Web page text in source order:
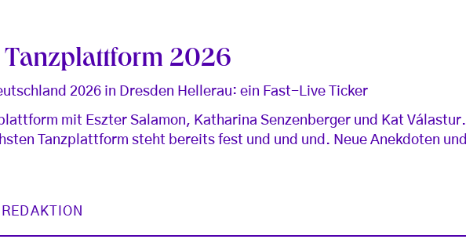
Tanzplattform 2026
2026 in Dresden Hellerau: ein Fast-Live Ticker
mit Eszter Salamon, Katharina Senzenberger und Kat Válastur.
Tanzplattform steht bereits fest und und und. Neue Anekdoten und